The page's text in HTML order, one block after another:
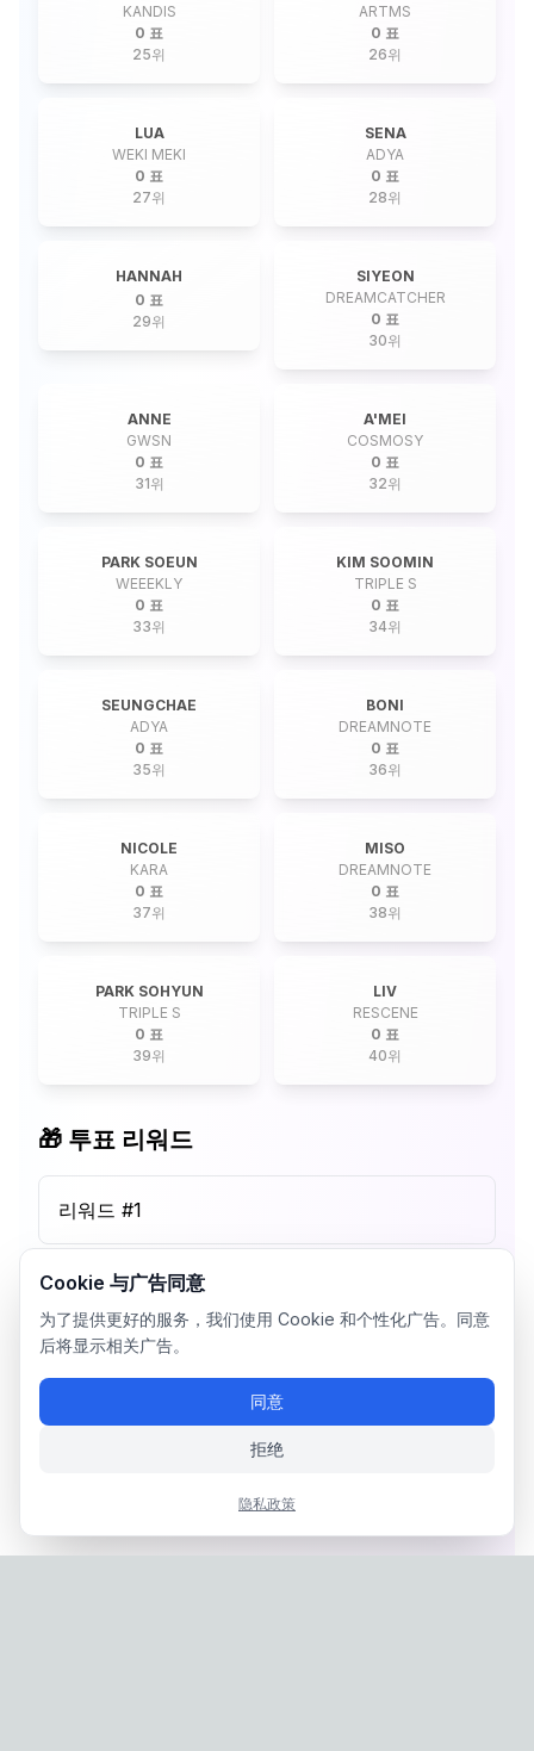
KANDIS
0 표
25위
ARTMS
0 표
26위
LUA
WEKI MEKI
0 표
27위
SENA
ADYA
0 표
28위
HANNAH
0 표
29위
SIYEON
DREAMCATCHER
0 표
30위
ANNE
GWSN
0 표
31위
A'MEI
COSMOSY
0 표
32위
PARK SOEUN
WEEEKLY
0 표
33위
KIM SOOMIN
TRIPLE S
0 표
34위
SEUNGCHAE
ADYA
0 표
35위
BONI
DREAMNOTE
0 표
36위
NICOLE
KARA
0 표
37위
MISO
DREAMNOTE
0 표
38위
PARK SOHYUN
TRIPLE S
0 표
39위
LIV
RESCENE
0 표
40위
🎁 투표 리워드
리워드 #1
Cookie 与广告同意
为了提供更好的服务，我们使用 Cookie 和个性化广告。同意
后将显示相关广告。
同意
拒绝
隐私政策